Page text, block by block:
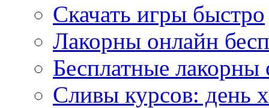
Скачать игры быстро
Лакорны онлайн
Бесплатные лакорны
Сливы курсов: день